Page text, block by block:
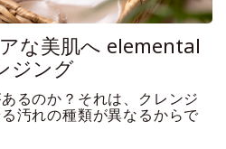
な美肌へ elemental
ジング
るのか？それは、クレンジ
汚れの種類が異なるからで